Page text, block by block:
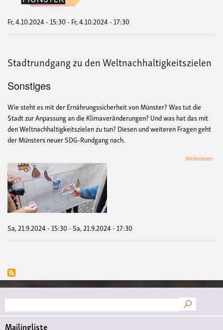
Fr, 4.10.2024 - 15:30- Fr, 4.10.2024 - 17:30
Stadtrundgang zu den Weltnachhaltigkeitszielen
Sonstiges
Wie steht es mit der Ernährungssicherheit von Münster? Was tut die
Stadt zur Anpassung an die Klimaveränderungen? Und was hat das mit
den Weltnachhaltigkeitszielen zu tun? Diesen und weiteren Fragen geht
der Münsters neuer SDG-Rundgang nach.
Weiterlesen
Sa, 21.9.2024 - 15:30-Sa, 21.9.2024 - 17:30
Suche
Mailingliste